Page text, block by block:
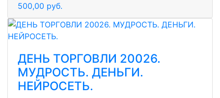
500,00 руб.
ДЕНЬ ТОРГОВЛИ 20026.
МУДРОСТЬ. ДЕНЬГИ.
НЕЙРОСЕТЬ.